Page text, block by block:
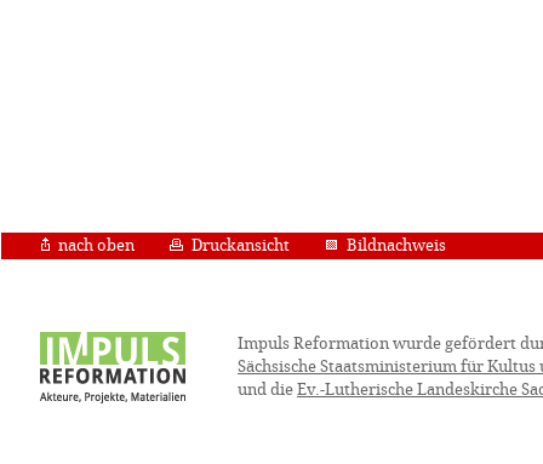
nach oben Druckansicht Bildnachweis
Impuls Reformation wurde gefördert
Sächsische Staatsministerium für Kultus
und die Ev.-Lutherische Landeskirche